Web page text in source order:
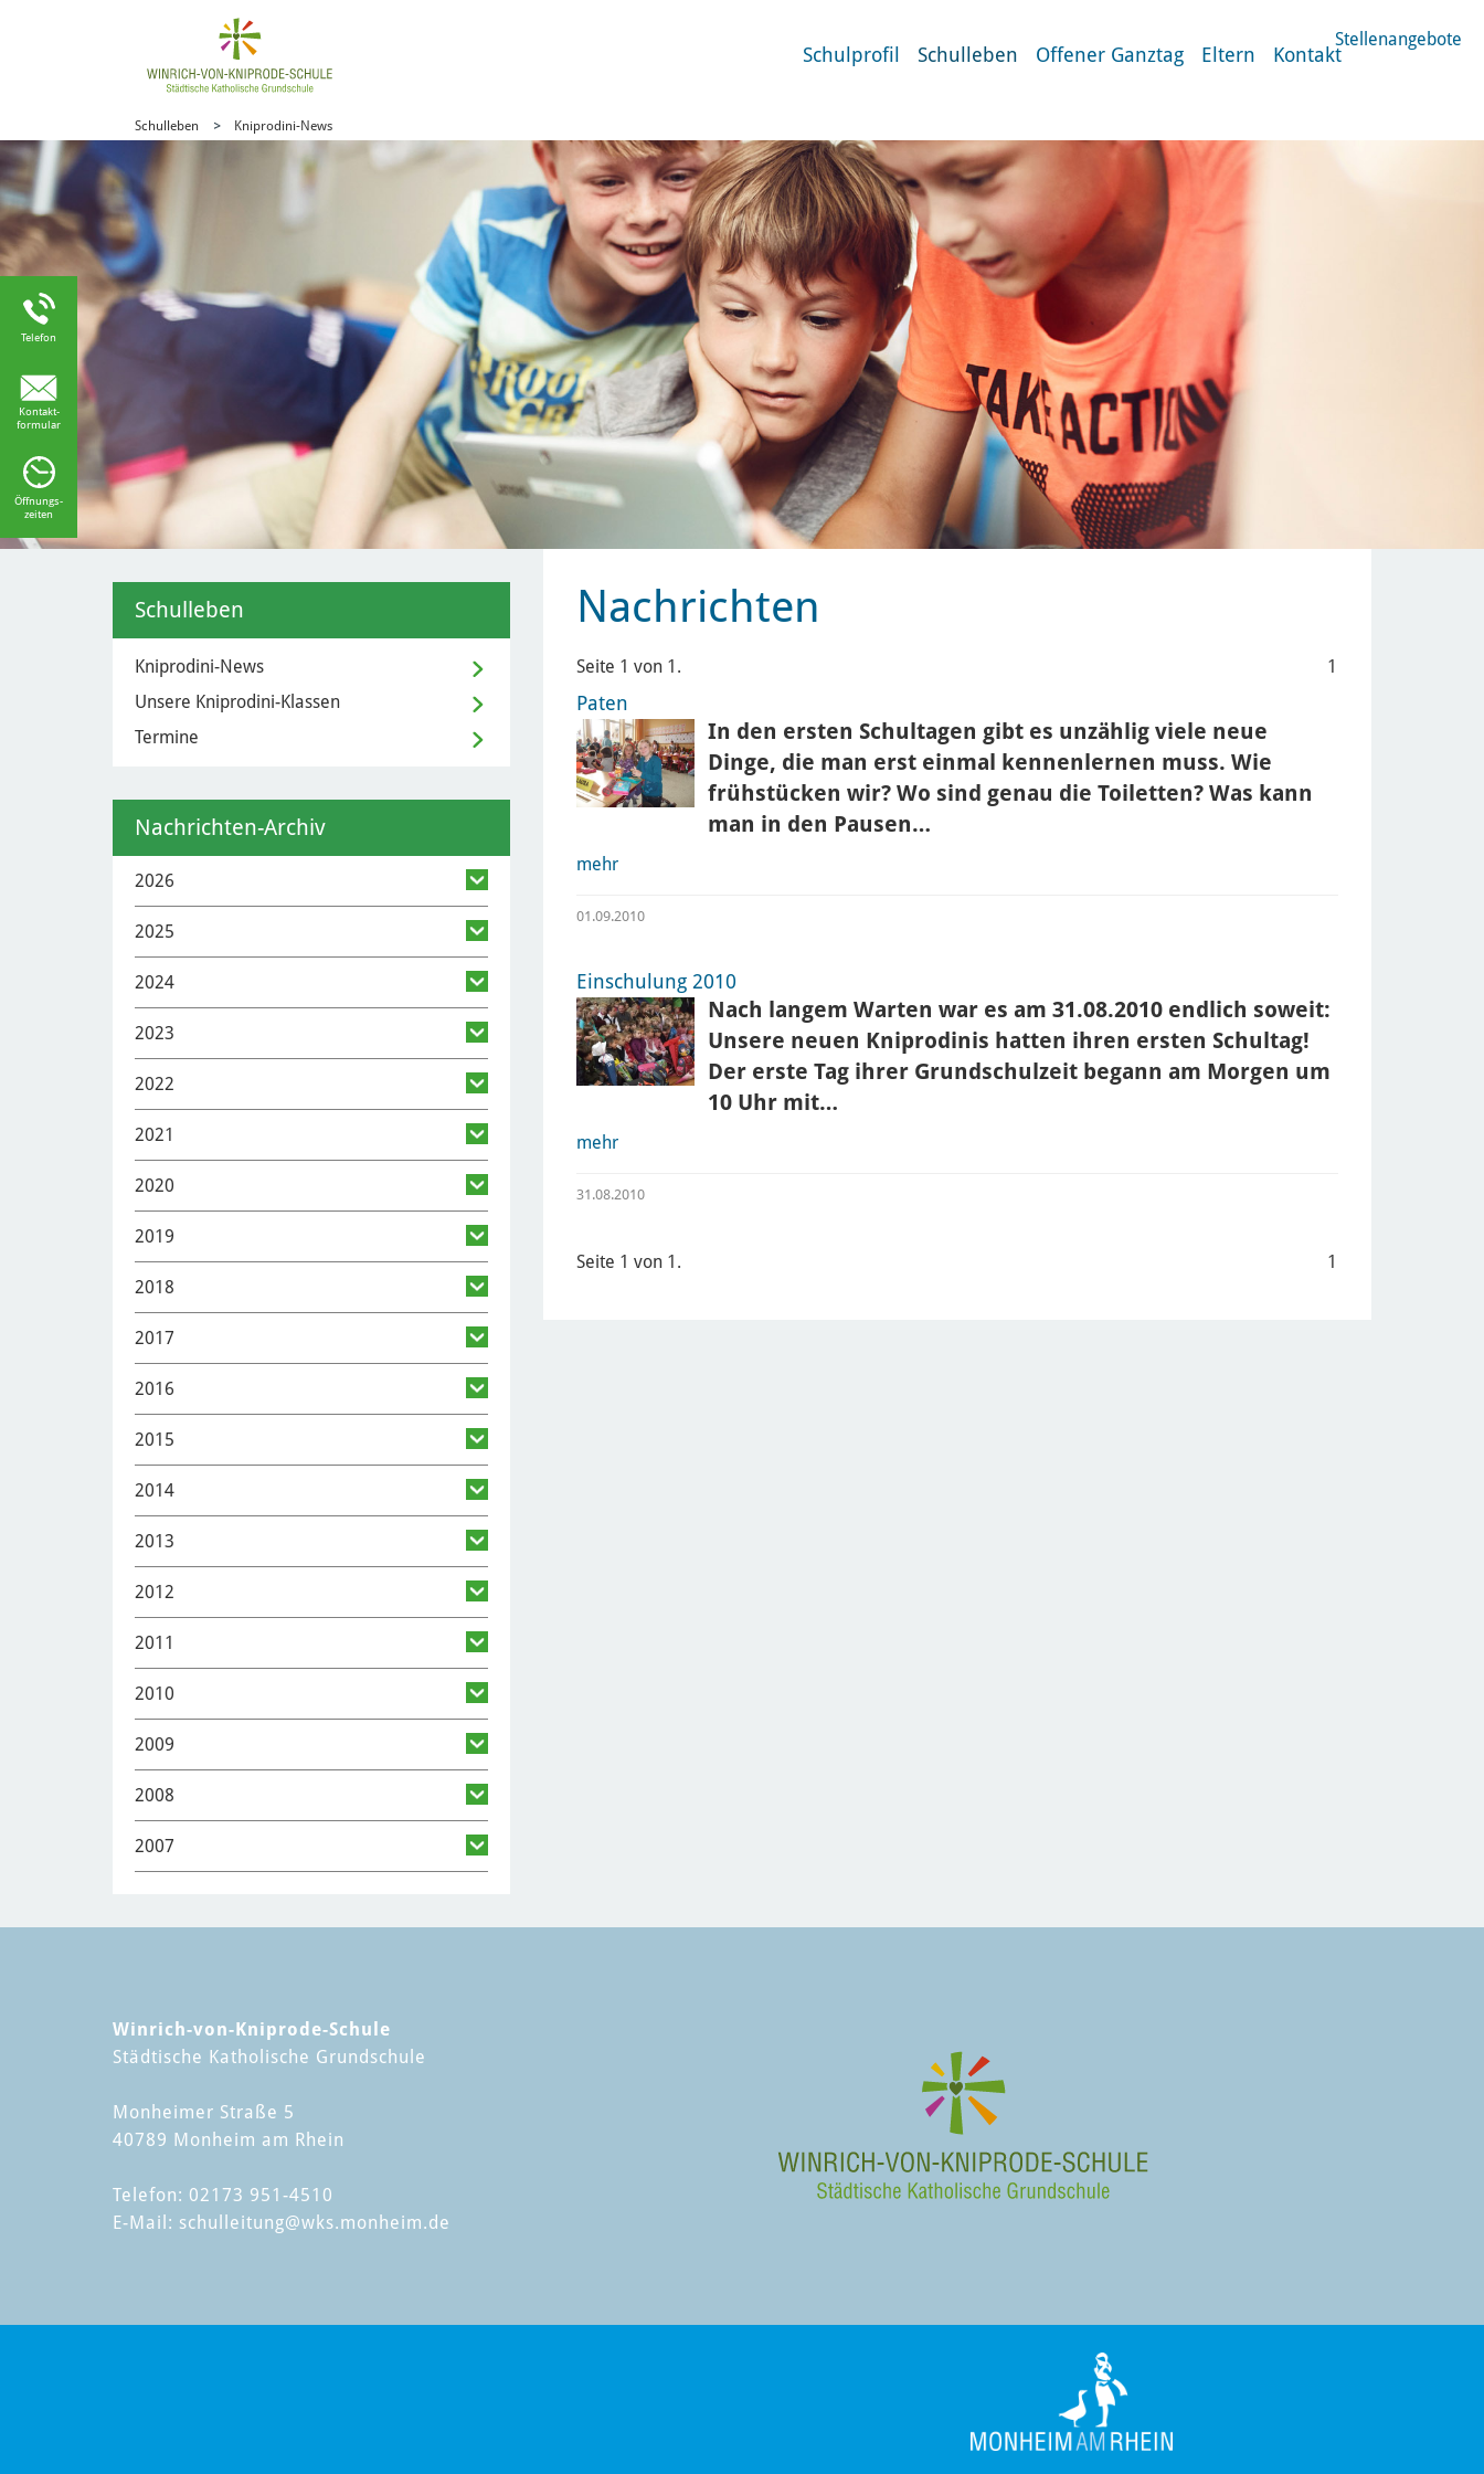
Schulprofil Schulleben Offener Ganztag Eltern Kontakt
Stellenangebote
Schulleben Kniprodini-News
Nachrichten
Seite 1 von 1. 1
Paten
In den ersten Schultagen gibt es unzählig viele neue
Dinge, die man erst einmal kennenlernen muss. Wie
frühstücken wir? Wo sind genau die Toiletten? Was kann
man in den Pausen…
mehr
01.09.2010
Einschulung 2010
Nach langem Warten war es am 31.08.2010 endlich soweit:
Unsere neuen Kniprodinis hatten ihren ersten Schultag!
Der erste Tag ihrer Grundschulzeit begann am Morgen um
10 Uhr mit…
mehr
31.08.2010
Seite 1 von 1. 1
Schulleben
Kniprodini-News
Unsere Kniprodini-Klassen
Termine
Nachrichten-Archiv
2026
2025
2024
2023
2022
2021
2020
2019
2018
2017
2016
2015
2014
2013
2012
2011
2010
2009
2008
2007
Winrich-von-Kniprode-Schule
Städtische Katholische Grundschule
Monheimer Straße 5
40789 Monheim am Rhein
Telefon: 02173 951-4510
E-Mail: schulleitung@wks.monheim.de
Telefon
Kontakt-
formular
Öffnungs-
zeiten